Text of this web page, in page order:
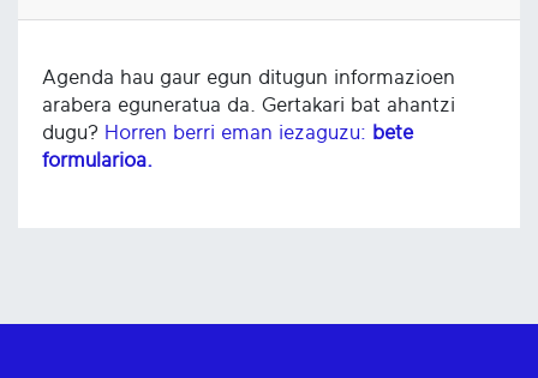
Agenda hau gaur egun ditugun informazioen
arabera eguneratua da. Gertakari bat ahantzi
dugu? Horren berri eman iezaguzu: bete
formularioa.